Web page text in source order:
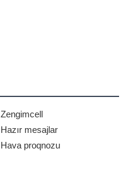
Zengimcell
Hazır mesajlar
Hava proqnozu